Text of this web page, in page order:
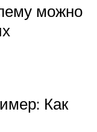
можно
Как